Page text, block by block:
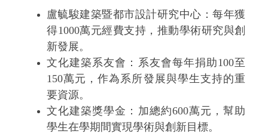
盧毓駿建築暨都市設計研究中心：每年獲
得1000萬元經費支持，推動學術研究與創
新發展。
文化建築系友會：系友會每年捐助100至
150萬元，作為系所發展與學生支持的重
要資源。
文化建築獎學金：加總約600萬元，幫助
學生在學期間實現學術與創新目標。